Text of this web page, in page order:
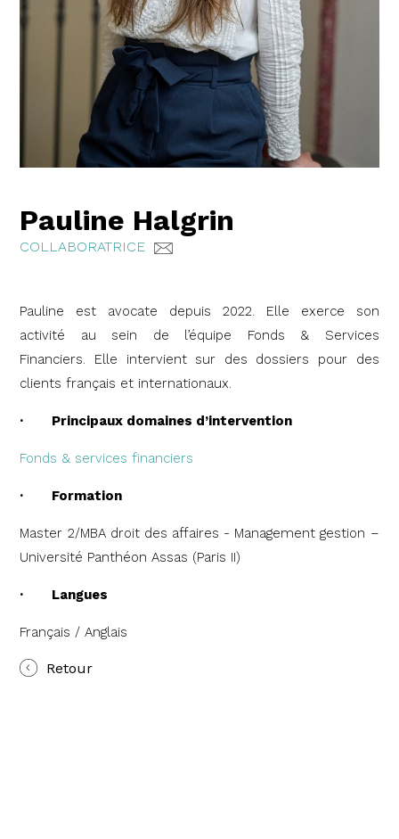
Pauline Halgrin
COLLABORATRICE
Pauline est avocate depuis 2022. Elle exerce son
activité au sein de l’équipe Fonds & Services
Financiers. Elle intervient sur des dossiers pour des
clients français et internationaux.
· Principaux domaines d’intervention
Fonds & services financiers
· Formation
Master 2/MBA droit des affaires - Management gestion –
Université Panthéon Assas (Paris II)
· Langues
Français / Anglais
Retour